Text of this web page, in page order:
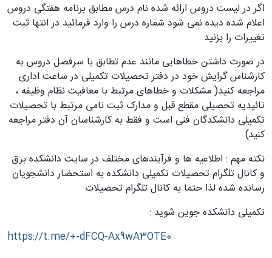
اگر در لیست دروس ارائه شده نام درس مطابق برنامه هفتگی دروس
اعلام شده دیده نمی شود شماره درس را وارد فرمائید در انتها ثبت
تغییرات را بزنید
در صورت داشتن خطاهایی مانند عدم تطابق با سرفصل دروس به
کارشناس گرایش خود در دفتر تحصیلات تکمیلی در ساعت اداری
مراجعه کنید( مشکلات و خطاهای مرتبط با معافیت نظام وظیفه ،
تائیدیه تحصیلی مقطع قبل و مدارک ثبت نامی مرتبط با تحصیلات
تکمیلی دانشکدگان فنی است و فقط به کارشناسان آن دفتر مراجعه
کنید)
نکته مهم : اطلاعیه ها و فرآیندهای مختلف در سایت دانشکده برق
و کانال تلگرام تحصیلات تکمیلی دانشکده به استحضار دانشجویان
رسانده شده لذا حتما به کانال تلگرام تحصیلات
تکمیلی دانشکده جوین شوید :
https://t.me/+-dFCQ-Ax9wA3OTE0